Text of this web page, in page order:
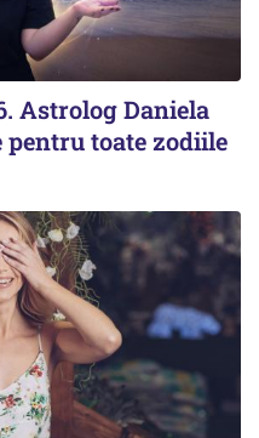
Astrolog Daniela
toate zodiile